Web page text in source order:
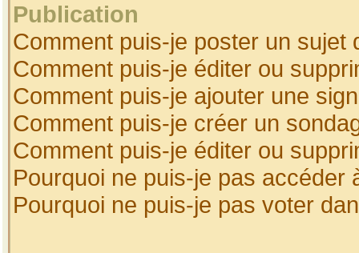
Publication
Comment puis-je poster un sujet
Comment puis-je éditer ou
Comment puis-je ajouter une
Comment puis-je créer un
Comment puis-je éditer ou
Pourquoi ne puis-je pas accéder
Pourquoi ne puis-je pas voter